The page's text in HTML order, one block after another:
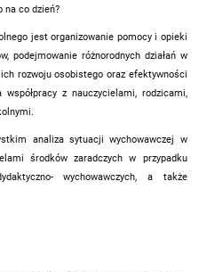
na co dzień?
jest organizowanie pomocy i opieki
podejmowanie różnorodnych działań w
rozwoju osobistego oraz efektywności
z nauczycielami, rodzicami,
analiza sytuacji wychowawczej w
środków zaradczych w przypadku
wychowawczych, a także